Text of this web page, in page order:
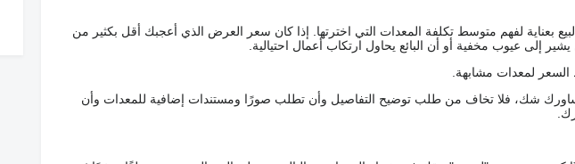
بعناية لفهم متوسط تكلفة المعدات التي اخترتها. إذا كان سعر العرض الذي أعجبك أقل بكثير من
إلى عيوب مخفية أو أن البائع يحاول ارتكاب أعمال احتيالية.
لمعدات مشابهة.
ساورك شك، فلا تخاف من طلب توضيح التفاصيل وأن تطلب صورًا ومستندات إضافية للمعدات وأن